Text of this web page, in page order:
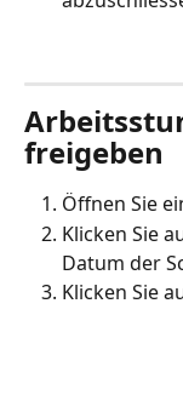
freigeben
Öffnen Sie
Klicken Sie
Datum der
Klicken Sie